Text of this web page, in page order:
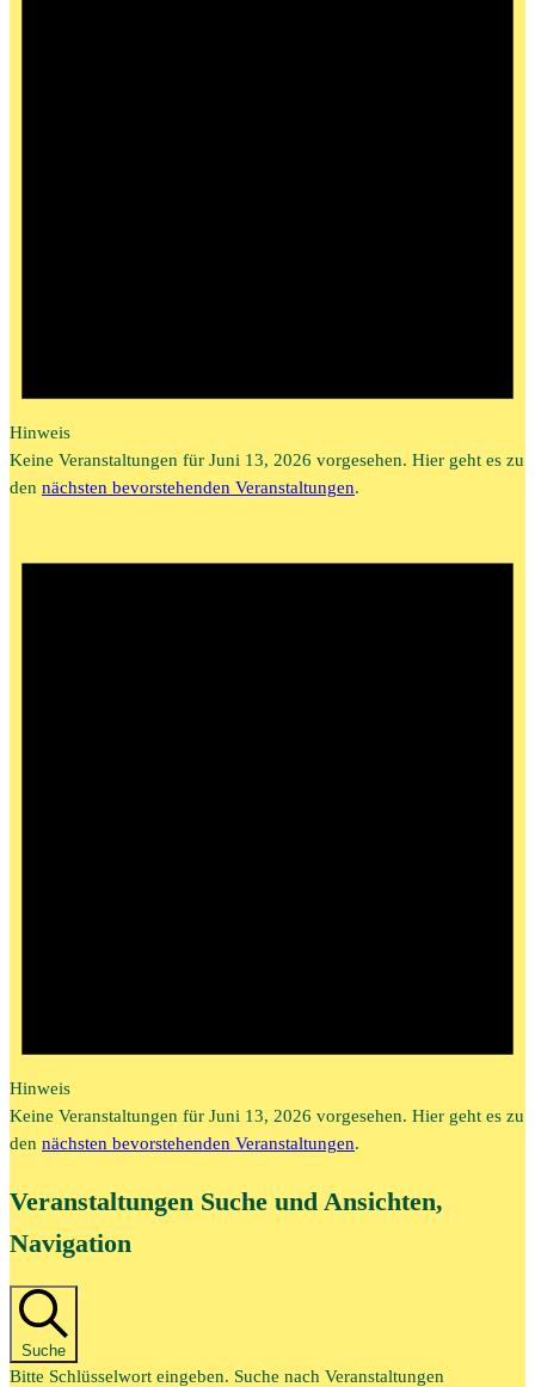
Hinweis
Keine Veranstaltungen für Juni 13, 2026 vorgesehen. Hier geht es zu
den nächsten bevorstehenden Veranstaltungen.
Hinweis
Keine Veranstaltungen für Juni 13, 2026 vorgesehen. Hier geht es zu
den nächsten bevorstehenden Veranstaltungen.
Veranstaltungen Suche und Ansichten,
Navigation
Suche
Bitte Schlüsselwort eingeben. Suche nach Veranstaltungen